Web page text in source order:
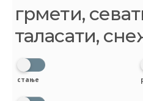
грмети,
таласати,
стање